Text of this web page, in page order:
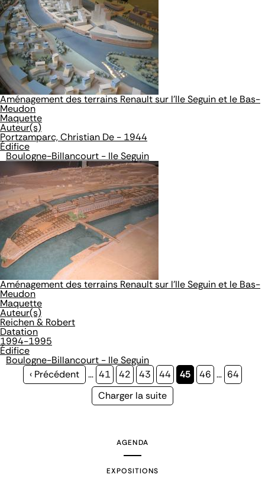
Aménagement des terrains Renault sur l'Ile Seguin et le Bas-
Meudon
Maquette
Auteur(s)
Portzamparc, Christian De - 1944
Édifice
Boulogne-Billancourt - Ile Seguin
Aménagement des terrains Renault sur l'Ile Seguin et le Bas-
Meudon
Maquette
Auteur(s)
Reichen & Robert
Datation
1994-1995
Édifice
Boulogne-Billancourt - Ile Seguin
Page
‹ Précédent … Page
41 Page
42 Page
43 Page
44
Page
45 Page
46 … Page
64
Page
Charger la suite
AGENDA
EXPOSITIONS